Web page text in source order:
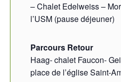
– Chalet Edelweiss –
l’USM (pause déjeuner)
Parcours Retour
Haag- chalet Faucon-
place de l’église Saint-